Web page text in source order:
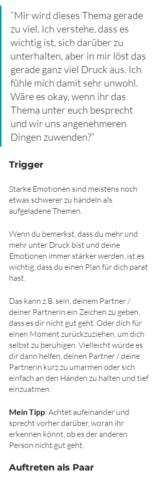
“Mir wird dieses Thema gerade
zu viel. Ich verstehe, dass es
wichtig ist, sich darüber zu
unterhalten, aber in mir löst das
gerade ganz viel Druck aus. Ich
fühle mich damit sehr unwohl.
Wäre es okay, wenn ihr das
Thema unter euch besprecht
und wir uns angenehmeren
Dingen zuwenden?”
Trigger
Starke Emotionen sind meistens noch
etwas schwerer zu händeln als
aufgeladene Themen.
Wenn du bemerkst, dass du mehr und
mehr unter Druck bist und deine
Emotionen immer stärker werden, ist es
wichtig, dass du einen Plan für dich parat
hast.
Das kann z.B. sein, deinem Partner /
deiner Partnerin ein Zeichen zu geben,
dass es dir nicht gut geht. Oder dich für
einen Moment zurückzuziehen, um dich
selbst zu beruhigen. Vielleicht würde es
dir dann helfen, deinen Partner / deine
Partnerin kurz zu umarmen oder sich
einfach an den Händen zu halten und tief
einzuatmen.
Mein Tipp: Achtet aufeinander und
sprecht vorher darüber, woran ihr
erkennen könnt, ob es der anderen
Person nicht gut geht.
Auftreten als Paar